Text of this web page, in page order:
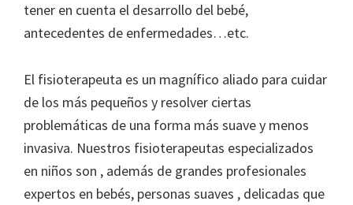
tener en cuenta el desarrollo del bebé,
antecedentes de enfermedades…etc.
El fisioterapeuta es un magnífico aliado para cuidar
de los más pequeños y resolver ciertas
problemáticas de una forma más suave y menos
invasiva. Nuestros fisioterapeutas especializados
en niños son , además de grandes profesionales
expertos en bebés, personas suaves , delicadas que